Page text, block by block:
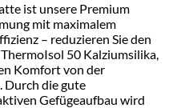
ist unsere Premium
mit maximalem
– reduzieren Sie den
50 Kalziumsilika,
Komfort von der
Durch die gute
Gefügeaufbau wird